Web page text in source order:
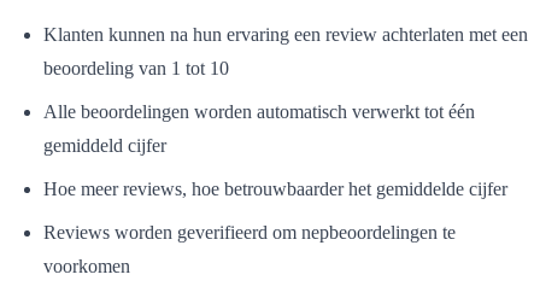
Klanten kunnen na hun ervaring een review achterlaten met een
beoordeling van 1 tot 10
Alle beoordelingen worden automatisch verwerkt tot één
gemiddeld cijfer
Hoe meer reviews, hoe betrouwbaarder het gemiddelde cijfer
Reviews worden geverifieerd om nepbeoordelingen te
voorkomen